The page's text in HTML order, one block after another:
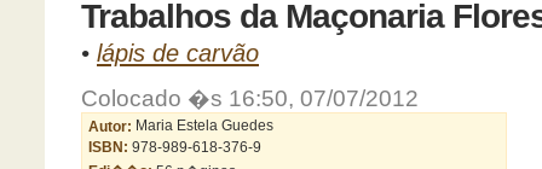
Trabalhos da Maçonaria
• lápis de carvão
Colocado �s 16:50, 07/07/2012
Autor: Maria Estela Guedes
ISBN: 978-989-618-376-9